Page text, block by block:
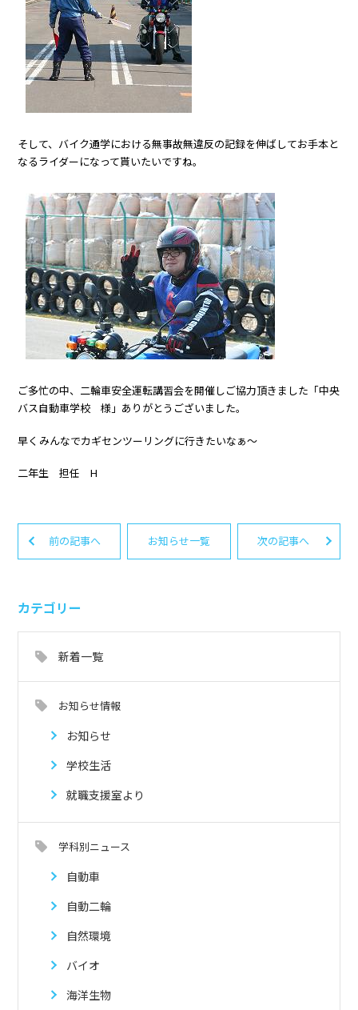
そして、バイク通学における無事故無違反の記録を伸ばしてお手本と
なるライダーになって貰いたいですね。
ご多忙の中、二輪車安全運転講習会を開催しご協力頂きました「中央
バス自動車学校 様」ありがとうございました。
早くみんなでカギセンツーリングに行きたいなぁ～
二年生 担任 H
前の記事へ お知らせ一覧 次の記事へ
カテゴリー
新着一覧
お知らせ情報
お知らせ
学校生活
就職支援室より
学科別ニュース
自動車
自動二輪
自然環境
バイオ
海洋生物